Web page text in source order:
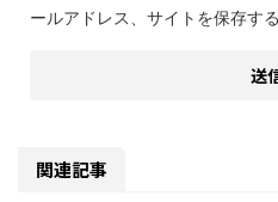
ールアドレス、サイトを保存する
関連記事